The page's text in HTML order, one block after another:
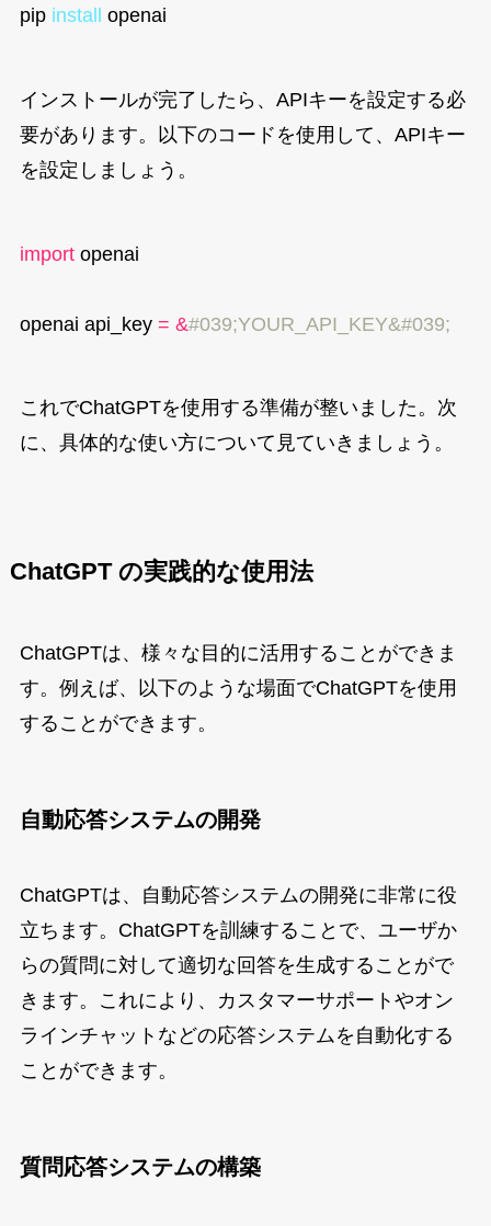
pip install openai
インストールが完了したら、APIキーを設定する必
要があります。以下のコードを使用して、APIキー
を設定しましょう。
import openai
openai api_key = &#039;YOUR_API_KEY&#039;
これでChatGPTを使用する準備が整いました。次
に、具体的な使い方について見ていきましょう。
ChatGPT の実践的な使用法
ChatGPTは、様々な目的に活用することができま
す。例えば、以下のような場面でChatGPTを使用
することができます。
自動応答システムの開発
ChatGPTは、自動応答システムの開発に非常に役
立ちます。ChatGPTを訓練することで、ユーザか
らの質問に対して適切な回答を生成することがで
きます。これにより、カスタマーサポートやオン
ラインチャットなどの応答システムを自動化する
ことができます。
質問応答システムの構築